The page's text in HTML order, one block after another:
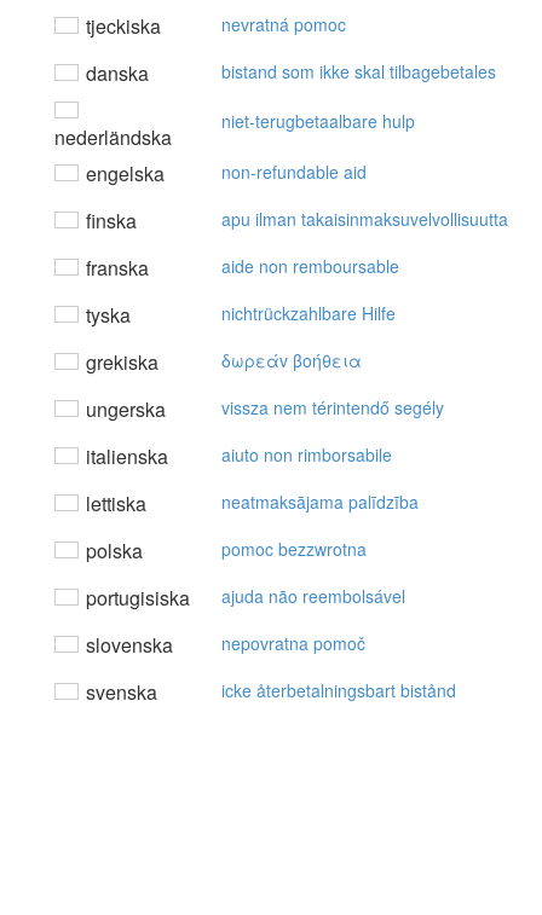
tjeckiska nevratná pomoc
danska bistand som ikke skal tilbagebetales
nederländska
niet-terugbetaalbare hulp
engelska non-refundable aid
finska apu ilman takaisinmaksuvelvollisuutta
franska aide non remboursable
tyska nichtrückzahlbare Hilfe
grekiska δωρεάv βoήθεια
ungerska vissza nem térintendő segély
italienska aiuto non rimborsabile
lettiska neatmaksājama palīdzība
polska pomoc bezzwrotna
portugisiska ajuda não reembolsável
slovenska nepovratna pomoč
svenska icke återbetalningsbart bistånd